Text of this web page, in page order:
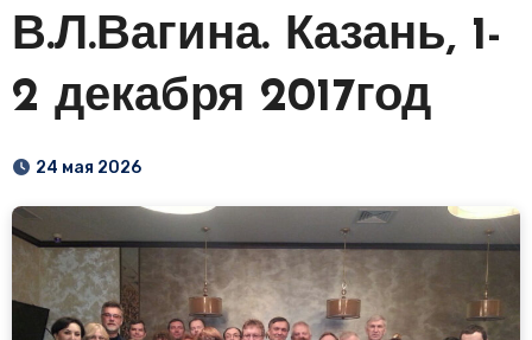
В.Л.Вагина. Казань, 1-
2 декабря 2017год
24 мая 2026